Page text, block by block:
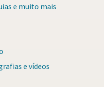
e muito mais
e vídeos